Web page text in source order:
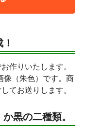
作りいたします。
（朱色）です。商
てお送りします。
黒の二種類。